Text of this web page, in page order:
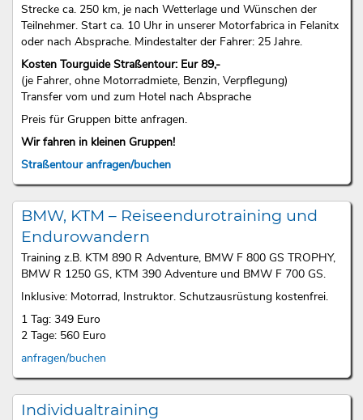
Strecke ca. 250 km, je nach Wetterlage und Wünschen der
Teilnehmer. Start ca. 10 Uhr in unserer Motorfabrica in Felanitx
oder nach Absprache. Mindestalter der Fahrer: 25 Jahre.
Kosten Tourguide Straßentour: Eur 89,-
(je Fahrer, ohne Motorradmiete, Benzin, Verpflegung)
Transfer vom und zum Hotel nach Absprache
Preis für Gruppen bitte anfragen.
Wir fahren in kleinen Gruppen!
Straßentour anfragen/buchen
BMW, KTM – Reiseendurotraining und
Endurowandern
Training z.B. KTM 890 R Adventure, BMW F 800 GS TROPHY,
BMW R 1250 GS, KTM 390 Adventure und BMW F 700 GS.
Inklusive: Motorrad, Instruktor. Schutzausrüstung kostenfrei.
1 Tag: 349 Euro
2 Tage: 560 Euro
anfragen/buchen
Individualtraining